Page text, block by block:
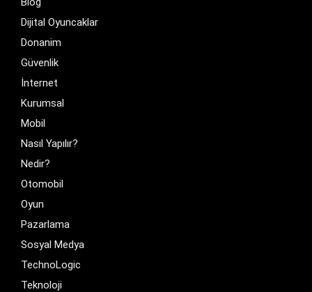
Dijital Oyuncaklar
Donanim
Güvenlik
İnternet
Kurumsal
Mobil
Nasıl Yapılır?
Nedir?
Otomobil
Oyun
Pazarlama
Sosyal Medya
TechnoLogic
Teknoloji